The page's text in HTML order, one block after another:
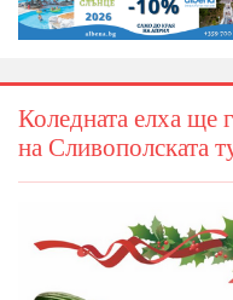
Коледната елха ще
на Сливополската